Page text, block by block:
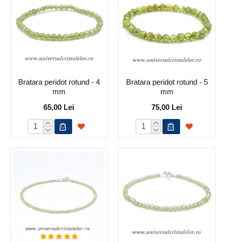
Bratara peridot rotund - 4
mm
65,00 Lei
Bratara peridot rotund - 5
mm
75,00 Lei